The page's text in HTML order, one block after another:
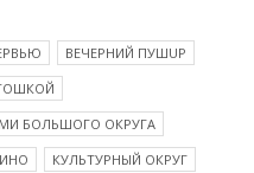
ВЕЧЕРНИЙ ПУШUP
БОЛЬШОГО ОКРУГА
КУЛЬТУРНЫЙ ОКРУГ